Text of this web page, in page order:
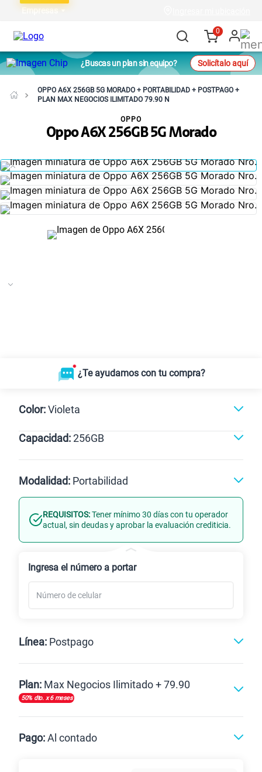
Empresas
0
¿Buscas un plan sin equipo? Solicítalo aquí
OPPO A6X 256GB 5G MORADO + PORTABILIDAD + POSTPAGO +
PLAN MAX NEGOCIOS ILIMITADO 79.90 N
Oppo A6X 256GB 5G Morado
OPPO
¿Te ayudamos con tu compra?
Color:Violeta
Gris Violeta
Capacidad:256GB
256GB
Modalidad: Portabilidad
Línea Nueva Portabilidad
REQUISITOS:Tener mínimo 30 días con tu operador
actual, sin deudas y aprobar la evaluación crediticia.
Ingresa el número a portar
Línea: Postpago
Plan: Max Negocios Ilimitado + 79.90
50% dto. x 6 meses
Pago:Al contado